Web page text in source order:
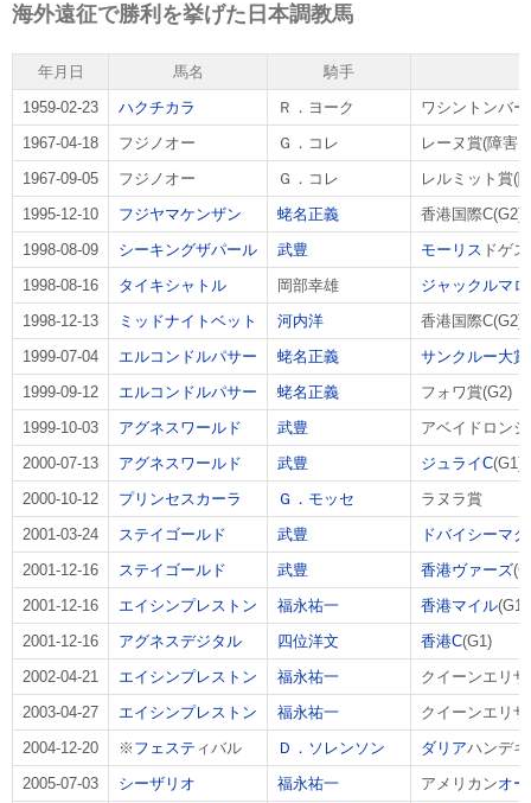
海外遠征で勝利を挙げた日本調教馬
年月日 馬名
騎手
1959-02-23
ハクチカラ Ｒ．ヨーク
ワシントンバ
1967-04-18
フジノオー Ｇ．コレ
レーヌ賞(障害
1967-09-05
フジノオー Ｇ．コレ
レルミット賞(
1995-12-10
フジヤマケンザン 蛯名正義
香港国際C(G2)
1998-08-09
シーキングザパール 武豊 モーリス ドゲ
1998-08-16
タイキシャトル 岡部幸雄
ジャックルマ
1998-12-13
ミッドナイトベット 河内洋
香港国際C(G2)
1999-07-04
エルコンドルパサー 蛯名正義 サンクルー大賞
1999-09-12
エルコンドルパサー 蛯名正義
フォワ賞(G2)
1999-10-03
アグネスワールド 武豊
アベイドロン
2000-07-13
アグネスワールド 武豊 ジュライC(G1)
2000-10-12
プリンセスカーラ Ｇ．モッセ
ラヌラ賞
2001-03-24
ステイゴールド 武豊
ドバイシーマ
2001-12-16
ステイゴールド 武豊 香港ヴァーズ
2001-12-16
エイシンプレストン 福永祐一 香港マイル(G1)
2001-12-16
アグネスデジタル 四位洋文 香港C(G1)
2002-04-21
エイシンプレストン 福永祐一
クイーンエリ
2003-04-27
エイシンプレストン 福永祐一
クイーンエリ
2004-12-20
※ フェステ ィバル Ｄ．ソレンソン ダリアハンデ
2005-07-03
シーザリオ 福永祐一 アメリカンオ